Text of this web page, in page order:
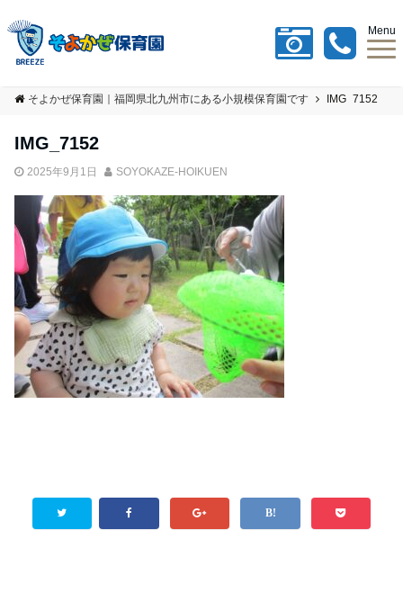
Menu
そよかぜ保育園｜福岡県北九州市にある小規模保育園です IMG_7152
IMG_7152
2025年9月1日 SOYOKAZE-HOIKUEN